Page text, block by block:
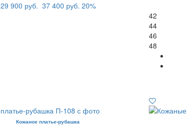
29 900 руб. 37 400 руб. 20%
42
44
46
48
Кожаное платье-рубашка